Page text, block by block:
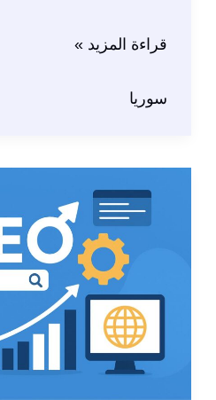
كيف
الربح
والسوشيال
ميديا
دليل
شامل
للنجاح
قراءة المزيد »
سوريا